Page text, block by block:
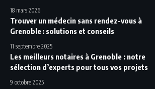
18 mars 2026
Trouver un médecin sans rendez-vous à
Grenoble : solutions et conseils
11 septembre 2025
Les meilleurs notaires à Grenoble : notre
sélection d’experts pour tous vos projets
9 octobre 2025